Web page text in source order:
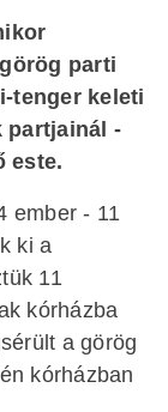
parti
tenger keleti
partjainál -
este.
ember - 11
ki a
11
kórházba
a görög
kórházban